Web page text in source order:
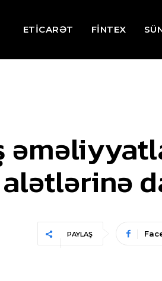
ETİCARƏT FİNTEX
alətlərinə
PAYLAŞ